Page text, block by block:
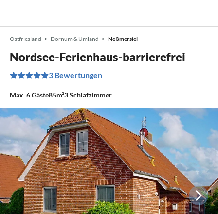
Ostfriesland Dornum & Umland Neßmersiel
Nordsee-Ferienhaus-barrierefrei
3 Bewertungen
Max.6Gäste85m²3Schlafzimmer